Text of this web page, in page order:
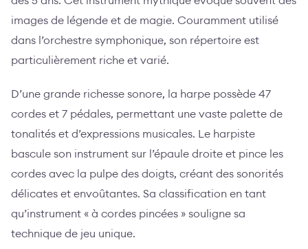
images de légende et de magie. Couramment utilisé
dans l’orchestre symphonique, son répertoire est
particulièrement riche et varié.
D’une grande richesse sonore, la harpe possède 47
cordes et 7 pédales, permettant une vaste palette de
tonalités et d’expressions musicales. Le harpiste
bascule son instrument sur l’épaule droite et pince les
cordes avec la pulpe des doigts, créant des sonorités
délicates et envoûtantes. Sa classification en tant
qu’instrument « à cordes pincées » souligne sa
technique de jeu unique.